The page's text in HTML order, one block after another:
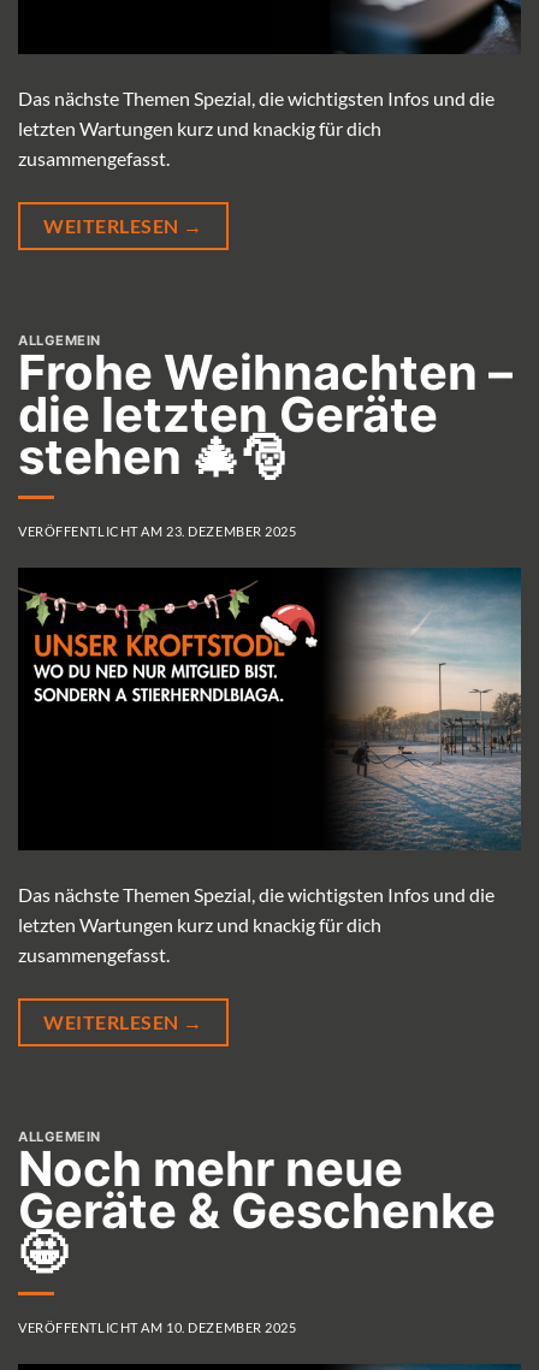
Das nächste Themen Spezial, die wichtigsten Infos und die
letzten Wartungen kurz und knackig für dich
zusammengefasst.
WEITERLESEN →
ALLGEMEIN
Frohe Weihnachten –
die letzten Geräte
stehen 🎄🎅
VERÖFFENTLICHT AM 23. DEZEMBER 2025
Das nächste Themen Spezial, die wichtigsten Infos und die
letzten Wartungen kurz und knackig für dich
zusammengefasst.
WEITERLESEN →
ALLGEMEIN
Noch mehr neue
Geräte & Geschenke
🤩
VERÖFFENTLICHT AM 10. DEZEMBER 2025